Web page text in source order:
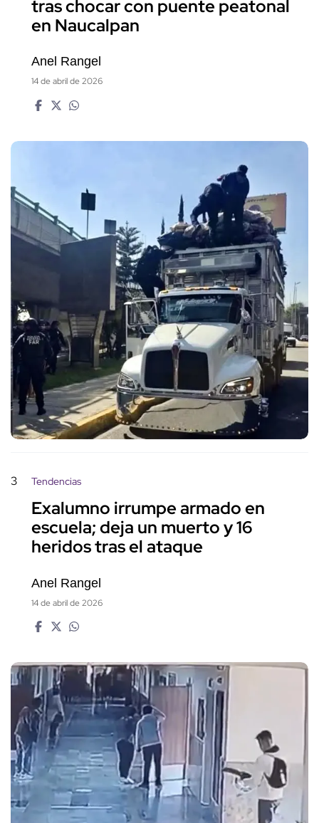
tras chocar con puente peatonal
en Naucalpan
Anel Rangel
14 de abril de 2026
3 Tendencias
Exalumno irrumpe armado en
escuela; deja un muerto y 16
heridos tras el ataque
Anel Rangel
14 de abril de 2026